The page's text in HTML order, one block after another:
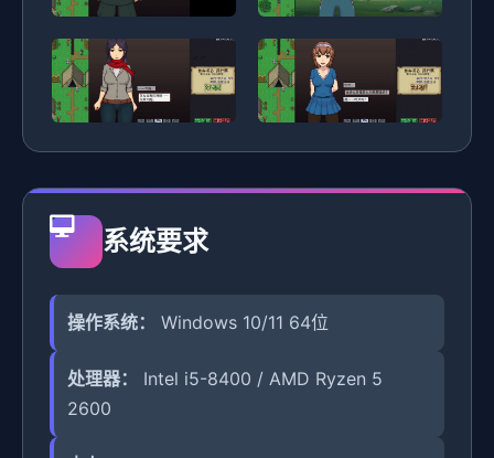
系统要求
操作系统： Windows 10/11 64位
处理器：
Intel i5-8400 / AMD Ryzen 5
2600